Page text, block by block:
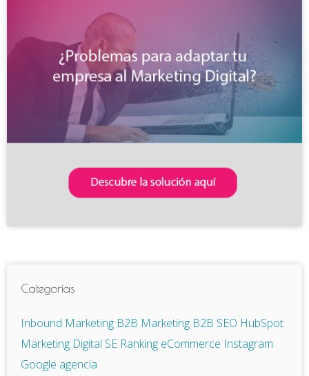
Categorías
Inbound Marketing B2B Marketing B2B SEO HubSpot
Marketing Digital SE Ranking eCommerce Instagram
Google agencia